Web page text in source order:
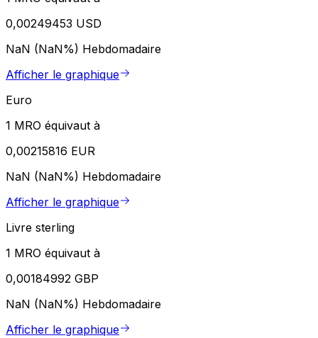
0,00249453 USD
NaN (NaN%) Hebdomadaire
Afficher le graphique
Euro
1 MRO équivaut à
0,00215816 EUR
NaN (NaN%) Hebdomadaire
Afficher le graphique
Livre sterling
1 MRO équivaut à
0,00184992 GBP
NaN (NaN%) Hebdomadaire
Afficher le graphique